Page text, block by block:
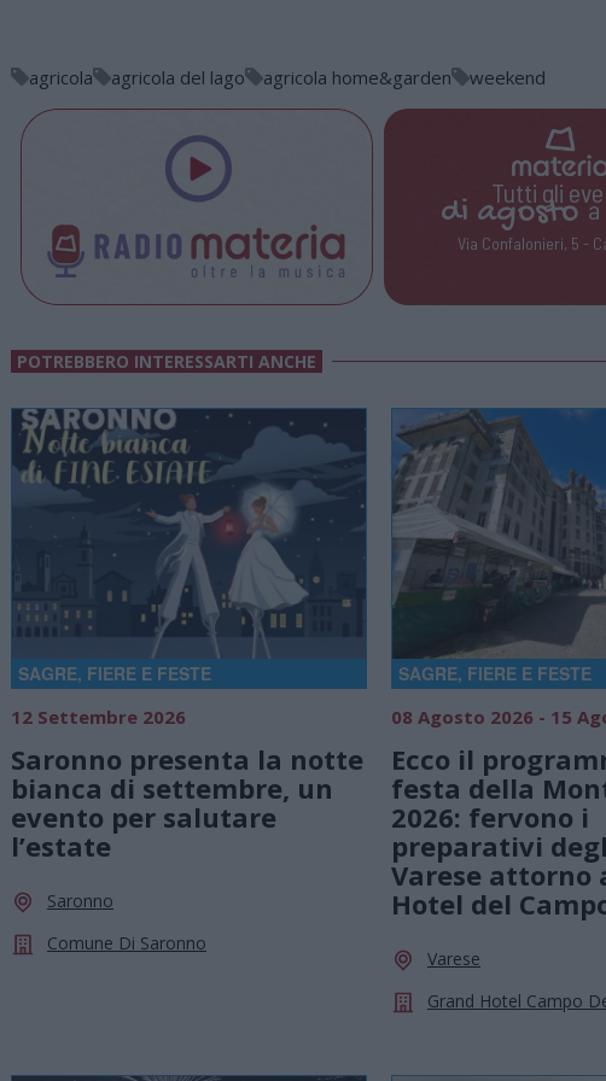
agricola agricola del lago agricola home&garden weekend
Tutti gli
di agostoa
Via Confalonieri, 5 -
POTREBBERO INTERESSARTI ANCHE
SAGRE, FIERE E FESTE
12 Settembre 2026
Saronno presenta la notte
bianca di settembre, un
evento per salutare
l’estate
Saronno
Comune Di Saronno
SAGRE, FIERE E FESTE
08 Agosto 2026 - 15
Ecco il
festa della
2026: fervono i
preparativi
Varese attorno
Hotel del
Varese
Grand Hotel Campo